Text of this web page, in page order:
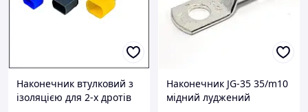
Наконечник втулковий з
ізоляцією для 2-х дротів
Наконечник JG-35 35/m10
мідний луджений